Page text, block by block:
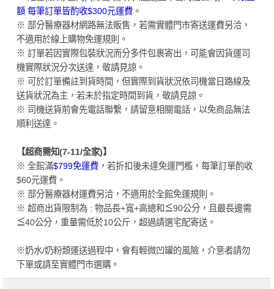
額 每筆訂單皆酌收$300元運費。
※ 部分醫療器材網路無法販售，若需實體門市寄送運費另洽，
不適用於線上購物免運規則。
※ 訂單若因實際包裝狀況而分多件包裹寄出，可能會因貨運司
機實際狀況分次送達，敬請見諒。
※ 可於訂單備註到貨時間，但實際到貨狀況依司機當日路線及
送貨狀況為主，若未於指定時間到貨，敬請見諒。
※ 司機送貨前會先電話聯繫，請留意相關電話，以免商品無法
順利送達。
【超商需知(7-11/全家)】
※ 全館滿$799免運費，若折扣後未達免運門檻，每筆訂單酌收
$60元運費。
※ 部分醫療器材運費另洽，不適用於全館免運規則。
※ 超商出貨限制為 : 物品長+寬+高總和≦90公分，且最長邊需
≦40公分，重量需低於10公斤，超過請選宅配寄送。
※奶水/奶粉類運送過程中，會有輕微凹罐的風險，介意者請勿
下單或請至實體門市選購。